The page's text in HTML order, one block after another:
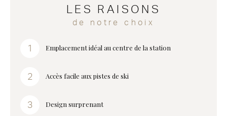
LES RAISONS
de notre choix
Emplacement idéal au centre de la station
Accès facile aux pistes de ski
Design surprenant